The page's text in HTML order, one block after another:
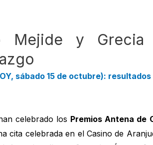
Mejide y Grecia
sábado 15 de octubre):
celebrado los Premios Antena de
cita celebrada en el Casino de